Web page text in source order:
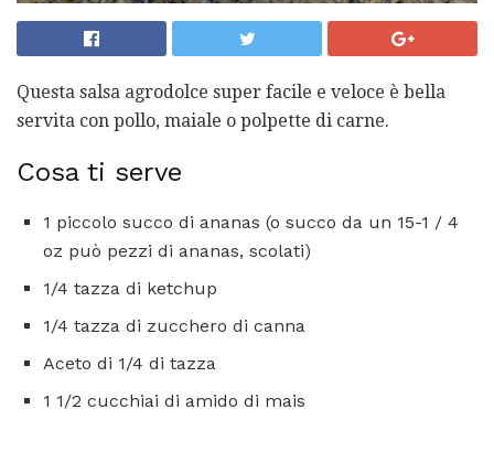
Questa salsa agrodolce super facile e veloce è bella
servita con pollo, maiale o polpette di carne.
Cosa ti serve
1 piccolo succo di ananas (o succo da un 15-1 / 4
oz può pezzi di ananas, scolati)
1/4 tazza di ketchup
1/4 tazza di zucchero di canna
Aceto di 1/4 di tazza
1 1/2 cucchiai di amido di mais